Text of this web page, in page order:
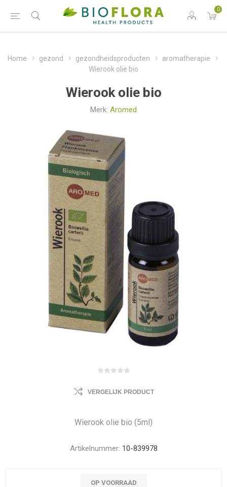
0
Home gezond gezondheidsproducten
aromatherapie
Wierook olie bio
Wierook olie bio
Merk: Aromed
VERGELIJK PRODUCT
Wierook olie bio (5ml)
Artikelnummer: 10-839978
OP VOORRAAD